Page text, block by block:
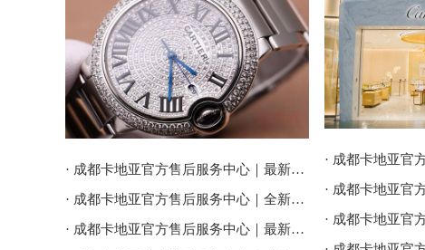
· 成都卡地亚官方售后服务中心｜最新电话和维修门店地址权威信息公告（2026年7月最新）
· 成都卡地亚官方售后服务中心｜全新服务热线及门店地址权威信息公告（2026年7月最新）
· 成都卡地亚官方售后服务中心｜最新地址及服务热线权威信息通告（2026年7月最新）